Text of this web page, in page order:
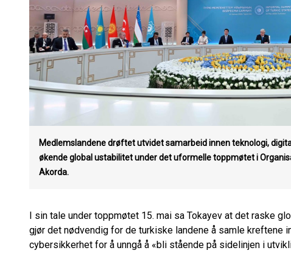
Medlemslandene drøftet utvidet samarbeid innen teknologi,
økende global ustabilitet under det uformelle toppmøtet i
Akorda.
I sin tale under toppmøtet 15. mai sa Tokayev at det raske
gjør det nødvendig for de turkiske landene å samle kreftene
cybersikkerhet for å unngå å «bli stående på sidelinjen i